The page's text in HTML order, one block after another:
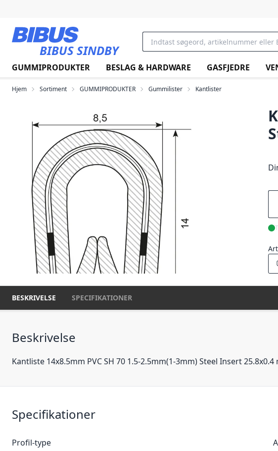
BIBUS SINDBY
GUMMIPRODUKTER BESLAG & HARDWARE GASFJEDRE
Hjem Sortiment GUMMIPRODUKTER Gummilister Kantlister
BESKRIVELSE SPECIFIKATIONER
Beskrivelse
Kantliste 14x8.5mm PVC SH 70 1.5-2.5mm(1-3mm) Steel Insert
Specifikationer
Profil-type